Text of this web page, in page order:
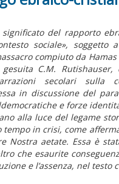
del rapporto
sociale», soggetto
compiuto da
C.M.
secolari sulla
in discussione del
e forze
alla luce del legame
in crisi, come
Nostra aetate. Essa è
che esaurite
e l’assenza, nel